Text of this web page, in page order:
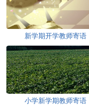
新学期开学教师寄语
小学新学期教师寄语